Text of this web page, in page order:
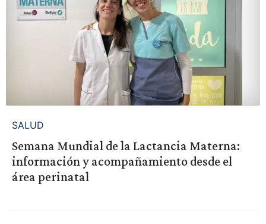
SALUD
Semana Mundial de la Lactancia Materna:
información y acompañamiento desde el
área perinatal